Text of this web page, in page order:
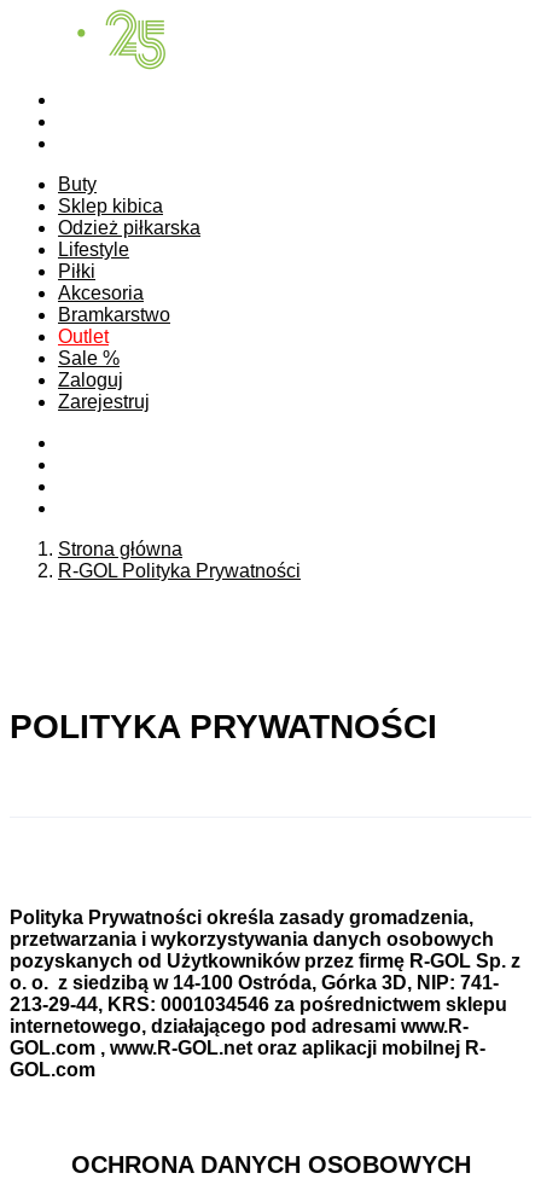
Buty
Sklep kibica
Odzież piłkarska
Lifestyle
Piłki
Akcesoria
Bramkarstwo
Outlet
Sale %
Zaloguj
Zarejestruj
Strona główna
R-GOL Polityka Prywatności
POLITYKA PRYWATNOŚCI
Polityka Prywatności określa zasady gromadzenia,
przetwarzania i wykorzystywania danych osobowych
pozyskanych od Użytkowników przez firmę R-GOL Sp. z
o. o. z siedzibą w 14-100 Ostróda, Górka 3D, NIP: 741-
213-29-44, KRS: 0001034546 za pośrednictwem sklepu
internetowego, działającego pod adresami www.R-
GOL.com , www.R-GOL.net oraz aplikacji mobilnej R-
GOL.com
OCHRONA DANYCH OSOBOWYCH